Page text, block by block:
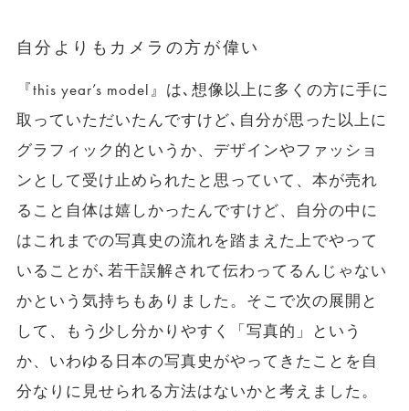
自分よりもカメラの方が偉い
『this year’s model』は､想像以上に多くの方に手に
取っていただいたんですけど､自分が思った以上に
グラフィック的というか、デザインやファッショ
ンとして受け止められたと思っていて、本が売れ
ること自体は嬉しかったんですけど、自分の中に
はこれまでの写真史の流れを踏まえた上でやって
いることが､若干誤解されて伝わってるんじゃない
かという気持ちもありました。そこで次の展開と
して、もう少し分かりやすく「写真的」という
か、いわゆる日本の写真史がやってきたことを自
分なりに見せられる方法はないかと考えました。